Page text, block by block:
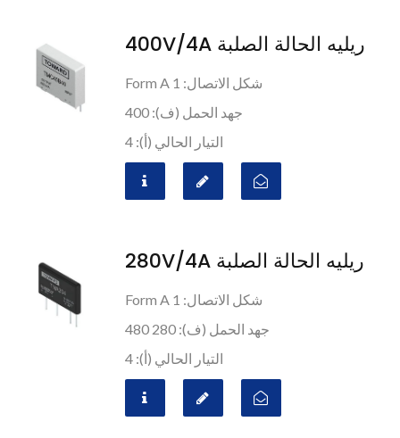
ريليه الحالة الصلبة 400V/4A
شكل الاتصال: 1 Form A
جهد الحمل (ف): 400
التيار الحالي (أ): 4
ريليه الحالة الصلبة 280V/4A
شكل الاتصال: 1 Form A
جهد الحمل (ف): 280 480
التيار الحالي (أ): 4